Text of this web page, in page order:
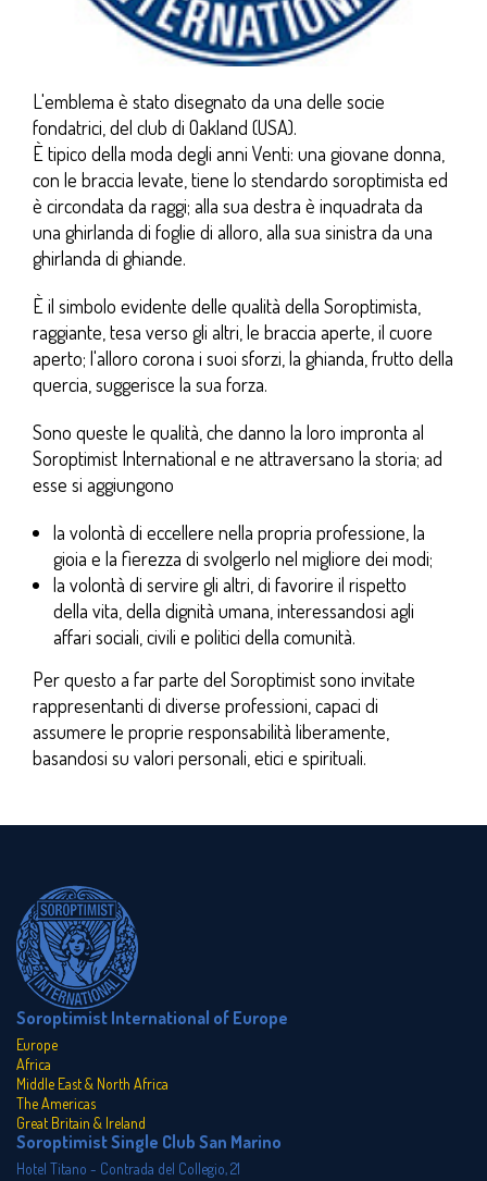
L'emblema è stato disegnato da una delle socie
fondatrici, del club di Oakland (USA).
È tipico della moda degli anni Venti: una giovane donna,
con le braccia levate, tiene lo stendardo soroptimista ed
è circondata da raggi; alla sua destra è inquadrata da
una ghirlanda di foglie di alloro, alla sua sinistra da una
ghirlanda di ghiande.
È il simbolo evidente delle qualità della Soroptimista,
raggiante, tesa verso gli altri, le braccia aperte, il cuore
aperto; l'alloro corona i suoi sforzi, la ghianda, frutto della
quercia, suggerisce la sua forza.
Sono queste le qualità, che danno la loro impronta al
Soroptimist International e ne attraversano la storia; ad
esse si aggiungono
la volontà di eccellere nella propria professione, la
gioia e la fierezza di svolgerlo nel migliore dei modi;
la volontà di servire gli altri, di favorire il rispetto
della vita, della dignità umana, interessandosi agli
affari sociali, civili e politici della comunità.
Per questo a far parte del Soroptimist sono invitate
rappresentanti di diverse professioni, capaci di
assumere le proprie responsabilità liberamente,
basandosi su valori personali, etici e spirituali.
Soroptimist International of Europe
Europe
Africa
Middle East & North Africa
The Americas
Great Britain & Ireland
Soroptimist Single Club San Marino
Hotel Titano - Contrada del Collegio, 21